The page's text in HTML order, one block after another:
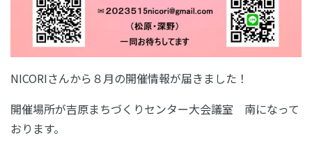
NICORIさんから８月の開催情報が届きました！
開催場所が吉原まちづくりセンター大会議室 南になって
おります。